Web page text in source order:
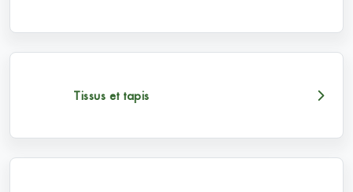
Tissus et tapis